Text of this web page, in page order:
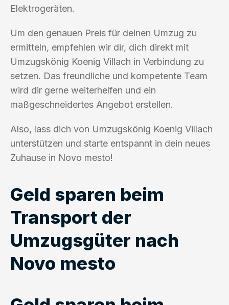
Elektrogeräten.
Um den genauen Preis für deinen Umzug zu
ermitteln, empfehlen wir dir, dich direkt mit
Umzugskönig Koenig Villach in Verbindung zu
setzen. Das freundliche und kompetente Team
wird dir gerne weiterhelfen und ein
maßgeschneidertes Angebot erstellen.
Also, lass dich von Umzugskönig Koenig Villach
unterstützen und starte entspannt in dein neues
Zuhause in Novo mesto!
Geld sparen beim
Transport der
Umzugsgüter nach
Novo mesto